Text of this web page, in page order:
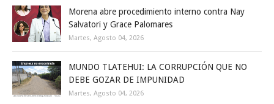
Morena abre procedimiento interno contra Nay
Salvatori y Grace Palomares
Martes, Agosto 04, 2026
MUNDO TLATEHUI: LA CORRUPCIÓN QUE NO
DEBE GOZAR DE IMPUNIDAD
Martes, Agosto 04, 2026